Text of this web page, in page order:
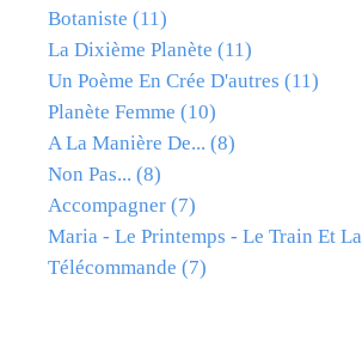
Botaniste (11)
La Dixième Planète (11)
Un Poème En Crée D'autres (11)
Planète Femme (10)
A La Manière De... (8)
Non Pas... (8)
Accompagner (7)
Maria - Le Printemps - Le Train Et La
Télécommande (7)